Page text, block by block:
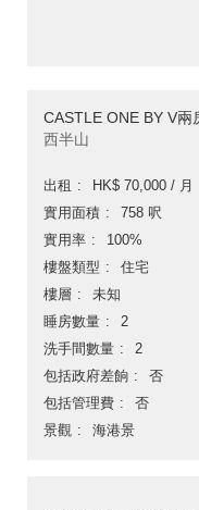
CASTLE ONE BY V兩
西半山
出租
HK$ 70,000 / 月
實用面積
758 呎
實用率
100%
樓盤類型
住宅
樓層
未知
睡房數量
2
洗手間數量
2
包括政府差餉
否
包括管理費
否
景觀
海港景